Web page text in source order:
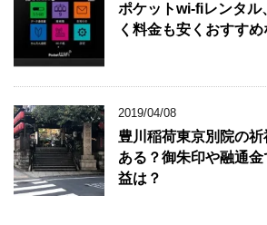
ポケットwi-fiレンタル
く料金も安くおすすめ
2019/04/08
豊川稲荷東京別院の
ある？御朱印や融通
益は？